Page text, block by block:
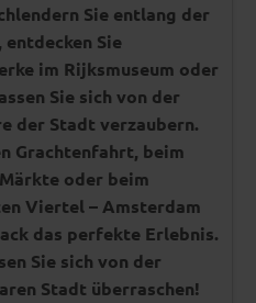
Sie entlang der
Sie
im Rijksmuseum oder
Sie sich von der
der Stadt verzaubern.
Grachtenfahrt, beim
oder beim
Viertel – Amsterdam
das perfekte Erlebnis.
Sie sich von der
Stadt überraschen!